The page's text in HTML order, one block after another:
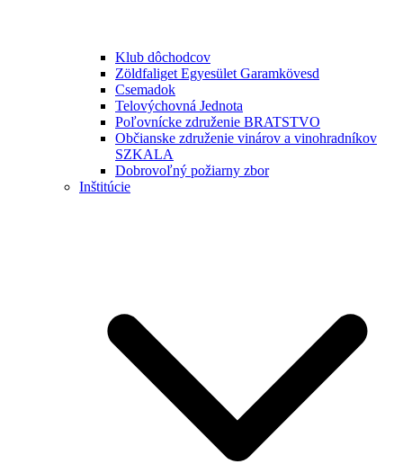
Klub dôchodcov
Zöldfaliget Egyesület Garamkövesd
Csemadok
Telovýchovná Jednota
Poľovnícke združenie BRATSTVO
Občianske združenie vinárov a vinohradníkov
SZKALA
Dobrovoľný požiarny zbor
Inštitúcie